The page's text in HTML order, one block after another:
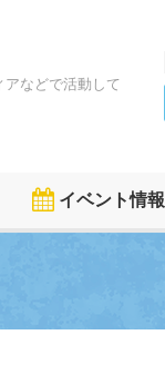
などで活動して
イベント情報